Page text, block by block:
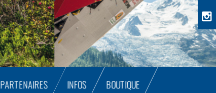
PARTENAIRES INFOS BOUTIQUE